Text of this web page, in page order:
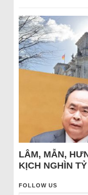
LÂM, MẪN,
KỊCH NGHÌN
FOLLOW US